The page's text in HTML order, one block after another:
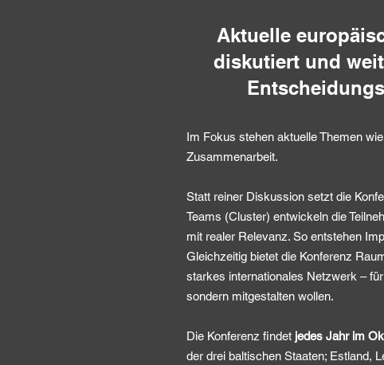
Aktuelle
diskutiert und
Im Fokus stehen aktuelle Themen
Zusammenarbeit.​
Statt reiner Diskussion setzt die
Teams (Cluster) entwickeln die
mit realer Relevanz. So entstehen
Gleichzeitig bietet die Konferenz
starkes internationales Netzwerk –
sondern mitgestalten wollen.
Die Konferenz findet jedes Jahr im
der drei baltischen Staaten; Estland,